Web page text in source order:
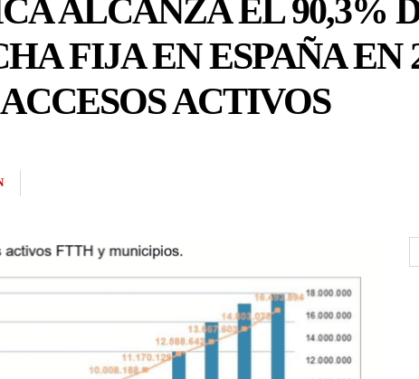
ALCANZA EL 90,3%
FIJA EN ESPAÑA EN
ACTIVOS